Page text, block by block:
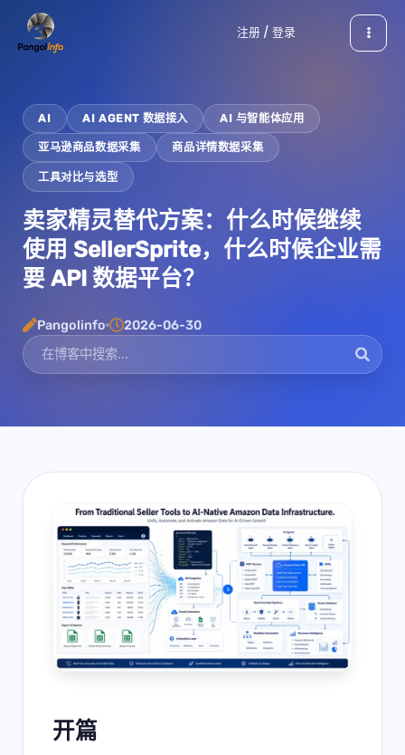
注册 / 登录
AI AI AGENT 数据接入 AI 与智能体应用
亚马逊商品数据采集 商品详情数据采集
工具对比与选型
卖家精灵替代方案：什么时候继续
使用 SellerSprite，什么时候企业需
要 API 数据平台？
Pangolinfo 2026-06-30
开篇